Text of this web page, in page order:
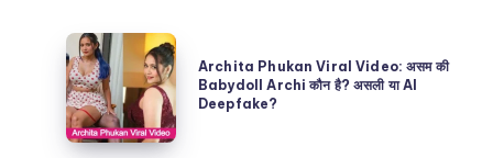
Archita
Phukan
Viral
Video:
Archita Phukan Viral Video: असम की
Babydoll Archi कौन है? असली या AI
Deepfake?